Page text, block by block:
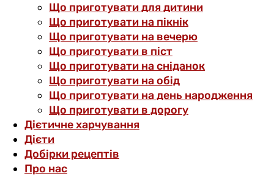
Що приготувати для дитини
Що приготувати на пікнік
Що приготувати на вечерю
Що приготувати в піст
Що приготувати на сніданок
Що приготувати на обід
Що приготувати на день народження
Що приготувати в дорогу
Дієтичне харчування
Дієти
Добірки рецептів
Про нас